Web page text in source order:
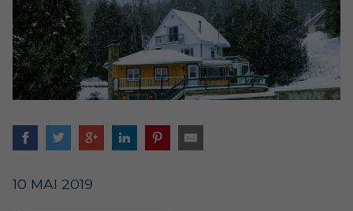
10 MAI 2019